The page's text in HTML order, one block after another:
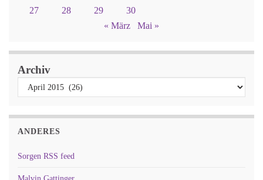
27
28 29
30
« März
Mai »
Archiv
ANDERES
Sorgen RSS feed